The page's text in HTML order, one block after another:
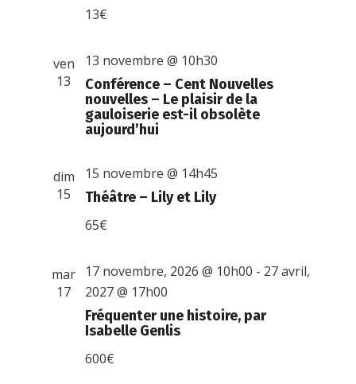
13€
ven
13
Conférence – Cent Nouvelles
nouvelles – Le plaisir de la
gauloiserie est-il obsolète
aujourd’hui
13 novembre @ 10h30
dim
15
Théâtre – Lily et Lily
15 novembre @ 14h45
65€
mar
17
Fréquenter une histoire, par
Isabelle Genlis
17 novembre, 2026 @ 10h00 - 27 avril,
2027 @ 17h00
600€